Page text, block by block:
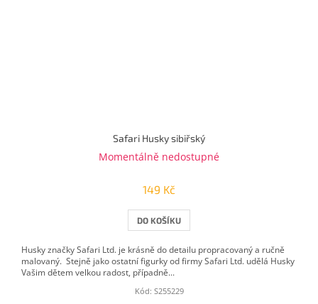
Safari Husky sibiřský
Momentálně nedostupné
149 Kč
DO KOŠÍKU
Husky značky Safari Ltd. je krásně do detailu propracovaný a ručně
malovaný. Stejně jako ostatní figurky od firmy Safari Ltd. udělá Husky
Vašim dětem velkou radost, případně...
Kód: S255229